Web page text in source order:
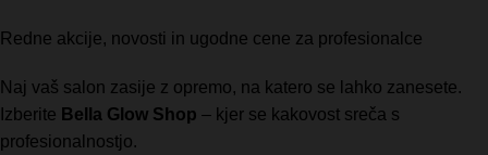
Redne akcije, novosti in ugodne cene za profesionalce
Naj vaš salon zasije z opremo, na katero se lahko zanesete.
Izberite Bella Glow Shop – kjer se kakovost sreča s
profesionalnostjo.